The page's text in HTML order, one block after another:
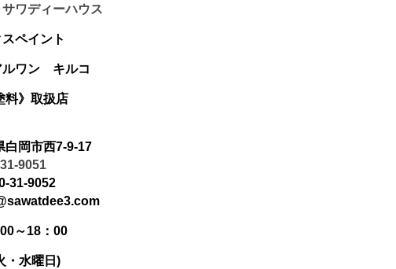
ワディーハウス
ペイント
ルワン キルコ
》 取扱店
白岡市西7-9-17
9051
31-9052
～18：00
・水曜日)